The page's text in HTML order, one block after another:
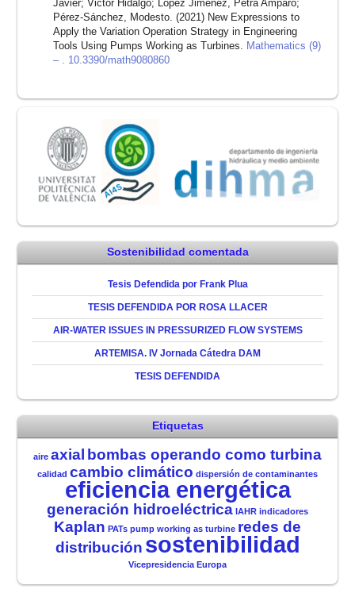
Javier; Victor Hidalgo; López Jiménez, Petra Amparo;
Pérez-Sánchez, Modesto. (2021) New Expressions to
Apply the Variation Operation Strategy in Engineering
Tools Using Pumps Working as Turbines. Mathematics (9)
– . 10.3390/math9080860
Sostenibilidad comentada
Tesis Defendida por Frank Plua
TESIS DEFENDIDA POR ROSA LLACER
AIR-WATER ISSUES IN PRESSURIZED FLOW SYSTEMS
ARTEMISA. IV Jornada Cátedra DAM
TESIS DEFENDIDA
Etiquetas
aire axial bombas operando como turbina
calidad cambio climático dispersión de contaminantes
eficiencia energética
generación hidroeléctrica IAHR indicadores
Kaplan PATs pump working as turbine redes de
distribución sostenibilidad
Vicepresidencia Europa